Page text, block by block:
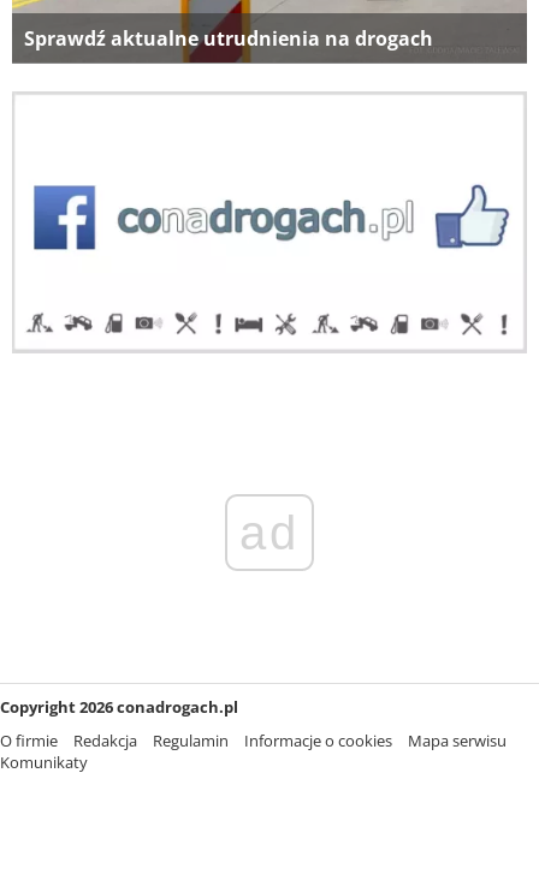
Sprawdź aktualne utrudnienia na drogach
ad
Copyright 2026 conadrogach.pl
O firmie
Redakcja Regulamin Informacje o cookies
Mapa serwisu
Komunikaty